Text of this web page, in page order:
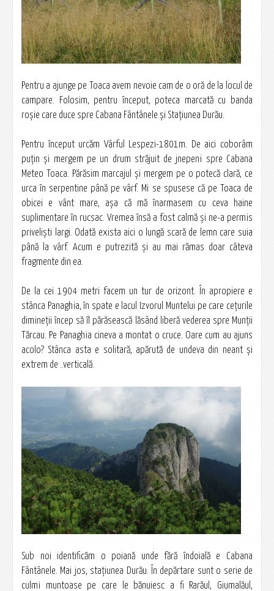
Pentru a ajunge pe Toaca avem nevoie cam de o oră de la locul de
campare. Folosim, pentru început, poteca marcată cu banda
roşie care duce spre Cabana Fântânele şi Staţiunea Durău.
Pentru început urcăm Vârful Lespezi-1801m. De aici coborâm
puţin şi mergem pe un drum străjuit de jnepeni spre Cabana
Meteo Toaca. Părăsim marcajul şi mergem pe o potecă clară, ce
urca în serpentine până pe vârf. Mi se spusese că pe Toaca de
obicei e vânt mare, aşa că mă înarmasem cu ceva haine
suplimentare în rucsac. Vremea însă a fost calmă şi ne-a permis
privelişti largi. Odată exista aici o lungă scară de lemn care suia
până la vârf. Acum e putrezită şi au mai rămas doar câteva
fragmente din ea.
De la cei 1904 metri facem un tur de orizont. În apropiere e
stânca Panaghia, în spate e lacul Izvorul Muntelui pe care ceţurile
dimineţii încep să îl părăsească lăsând liberă vederea spre Munţii
Tărcau. Pe Panaghia cineva a montat o cruce. Oare cum au ajuns
acolo? Stânca asta e solitară, apărută de undeva din neant şi
extrem de ..verticală.
Sub noi identificăm o poiană unde fără îndoială e Cabana
Fântânele. Mai jos, staţiunea Durău. În depărtare sunt o serie de
culmi muntoase pe care le bănuiesc a fi Rarăul, Giumalăul,